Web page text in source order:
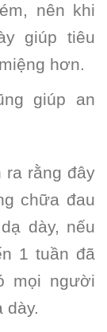
nên khi
giúp tiêu
hơn.
giúp an
rằng đây
chữa đau
dày, nếu
1 tuần đã
mọi người
dày.